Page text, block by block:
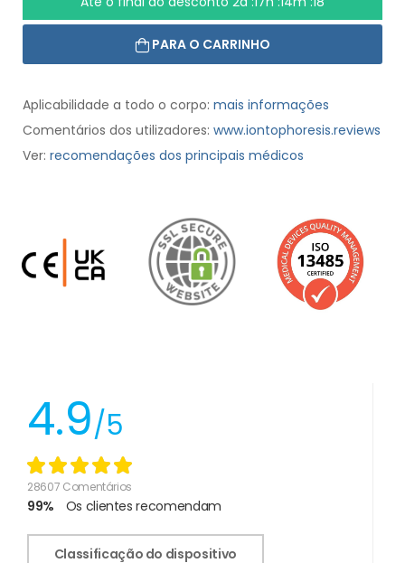
PARA O CARRINHO
Aplicabilidade a todo o corpo: mais informações
Comentários dos utilizadores: www.iontophoresis.reviews
Ver: recomendações dos principais médicos
4.9/5
28607 Comentários
99% Os clientes recomendam
Classificação do dispositivo